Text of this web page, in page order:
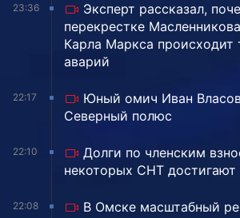
23:36
Эксперт рассказал,
перекрестке
Карла Маркса происходит
аварий
22:17
Юный омич Иван
Северный полюс
22:10
Долги по членским
некоторых СНТ достигают
22:08
В Омске масштабный